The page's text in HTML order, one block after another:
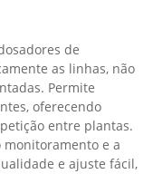
de
as linhas, não
Permite
oferecendo